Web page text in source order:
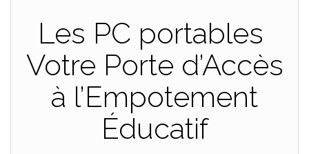
Les PC portables
Votre Porte d’Accès
à l’Empotement
Éducatif